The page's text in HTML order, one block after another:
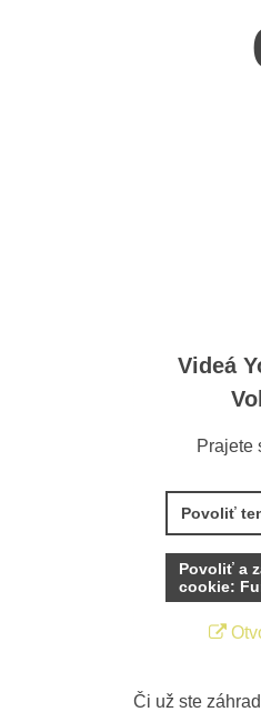
Videá
Prajete
Povoliť
Povoliť a
cookie:
Či už ste